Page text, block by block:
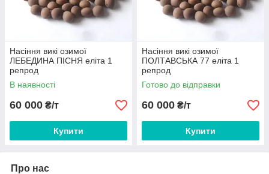
Насіння викі озимої
ЛЕБЕДИНА ПІСНЯ еліта 1
репрод
В наявності
60 000 ₴/т
Купити
Насіння викі озимої
ПОЛТАВСЬКА 77 еліта 1
репрод
Готово до відправки
60 000 ₴/т
Купити
Про нас